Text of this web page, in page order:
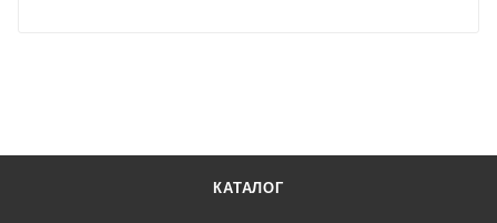
КАТАЛОГ